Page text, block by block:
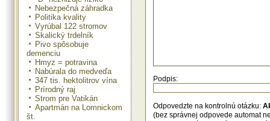
Nebezpečná záhradka
Politika kvality
Vyrúbal 122 stromov
Skalický trdelník
Pivo spôsobuje
demenciu
Hmyz = potravina
Nabúrala do medveďa
347 tis. hektolitrov vína
Prírodný raj
Strom pre Vatikán
Apartmán na Lomnickom
št.
Podpis:
Odpovedzte na kontrolnú otázku:
(bez správnej odpovede automat